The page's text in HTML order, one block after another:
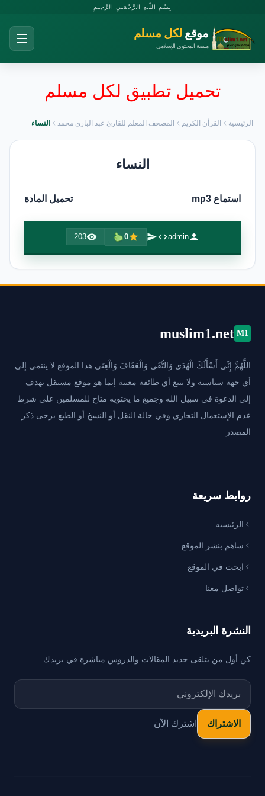
بِسْمِ اللَّـهِ الرَّحْمَـٰنِ الرَّحِيمِ
موقع لكل مسلم
منصة المحتوى الإسلامي
تحميل تطبيق لكل مسلم
الرئيسية القرأن الكريم المصحف المعلم للقارئ عبد الباري محمد النساء
النساء
استماع mp3 تحميل المادة
admin
0
203
M1
muslim1.net
اللَّهُمَّ إِنِّي أَسْأَلُكَ الْهُدَى وَالتُّقَى وَالْعَفَافَ وَالْغِنَى هذا الموقع لا ينتمي إلى
أي جهة سياسية ولا يتبع أي طائفة معينة إنما هو موقع مستقل يهدف
إلى الدعوة في سبيل الله وجميع ما يحتويه متاح للمسلمين على شرط
عدم الإستعمال التجاري وفي حالة النقل أو النسخ أو الطبع يرجى ذكر
المصدر
روابط سريعة
الرئيسيه
ساهم بنشر الموقع
ابحث في الموقع
تواصل معنا
النشرة البريدية
كن أول من يتلقى جديد المقالات والدروس مباشرة في بريدك.
اشترك الآن